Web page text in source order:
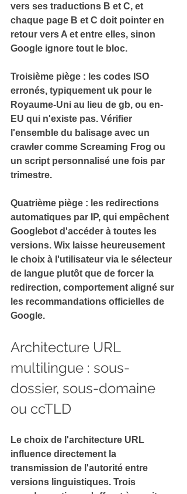
vers ses traductions B et C, et
chaque page B et C doit pointer en
retour vers A et entre elles, sinon
Google ignore tout le bloc.
Troisième piège : les codes ISO
erronés, typiquement uk pour le
Royaume-Uni au lieu de gb, ou en-
EU qui n'existe pas. Vérifier
l'ensemble du balisage avec un
crawler comme Screaming Frog ou
un script personnalisé une fois par
trimestre.
Quatrième piège : les redirections
automatiques par IP, qui empêchent
Googlebot d'accéder à toutes les
versions. Wix laisse heureusement
le choix à l'utilisateur via le sélecteur
de langue plutôt que de forcer la
redirection, comportement aligné sur
les recommandations officielles de
Google.
Architecture URL
multilingue : sous-
dossier, sous-domaine
ou ccTLD
Le choix de l'architecture URL
influence directement la
transmission de l'autorité entre
versions linguistiques. Trois